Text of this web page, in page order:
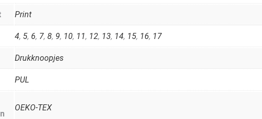
Print
4, 5, 6, 7, 8, 9, 10, 11, 12, 13, 14, 15, 16, 17
Drukknoopjes
PUL
OEKO-TEX